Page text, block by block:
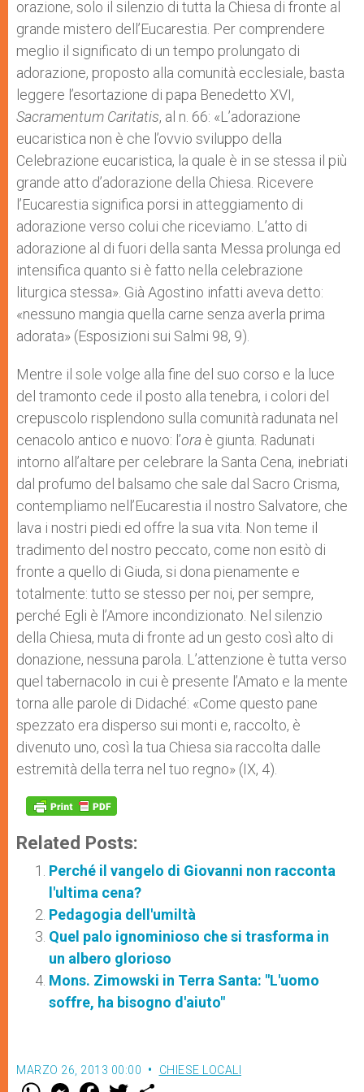
orazione, solo il silenzio di tutta la Chiesa di fronte al
grande mistero dell’Eucarestia. Per comprendere
meglio il significato di un tempo prolungato di
adorazione, proposto alla comunità ecclesiale, basta
leggere l’esortazione di papa Benedetto XVI,
Sacramentum Caritatis, al n. 66: «L’adorazione
eucaristica non è che l’ovvio sviluppo della
Celebrazione eucaristica, la quale è in se stessa il più
grande atto d’adorazione della Chiesa. Ricevere
l’Eucarestia significa porsi in atteggiamento di
adorazione verso colui che riceviamo. L’atto di
adorazione al di fuori della santa Messa prolunga ed
intensifica quanto si è fatto nella celebrazione
liturgica stessa». Già Agostino infatti aveva detto:
«nessuno mangia quella carne senza averla prima
adorata» (Esposizioni sui Salmi 98, 9).
Mentre il sole volge alla fine del suo corso e la luce
del tramonto cede il posto alla tenebra, i colori del
crepuscolo risplendono sulla comunità radunata nel
cenacolo antico e nuovo: l’ora è giunta. Radunati
intorno all’altare per celebrare la Santa Cena, inebriati
dal profumo del balsamo che sale dal Sacro Crisma,
contempliamo nell’Eucarestia il nostro Salvatore, che
lava i nostri piedi ed offre la sua vita. Non teme il
tradimento del nostro peccato, come non esitò di
fronte a quello di Giuda, si dona pienamente e
totalmente: tutto se stesso per noi, per sempre,
perché Egli è l’Amore incondizionato. Nel silenzio
della Chiesa, muta di fronte ad un gesto così alto di
donazione, nessuna parola. L’attenzione è tutta verso
quel tabernacolo in cui è presente l’Amato e la mente
torna alle parole di Didaché: «Come questo pane
spezzato era disperso sui monti e, raccolto, è
divenuto uno, così la tua Chiesa sia raccolta dalle
estremità della terra nel tuo regno» (IX, 4).
Related Posts:
Perché il vangelo di Giovanni non racconta
l'ultima cena?
Pedagogia dell'umiltà
Quel palo ignominioso che si trasforma in
un albero glorioso
Mons. Zimowski in Terra Santa: "L'uomo
soffre, ha bisogno d'aiuto"
MARZO 26, 2013 00:00 CHIESE LOCALI
W M F